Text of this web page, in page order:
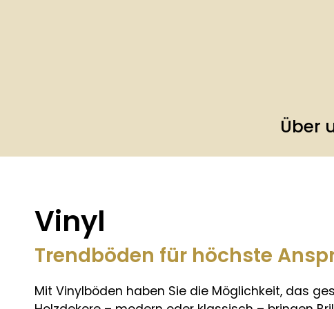
Über
Vinyl
Trendböden für höchste
Mit Vinylböden haben Sie die Möglichkeit, das